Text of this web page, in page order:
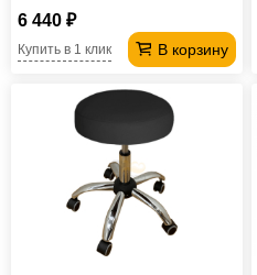
6 440 ₽
В корзину
Купить в 1 клик